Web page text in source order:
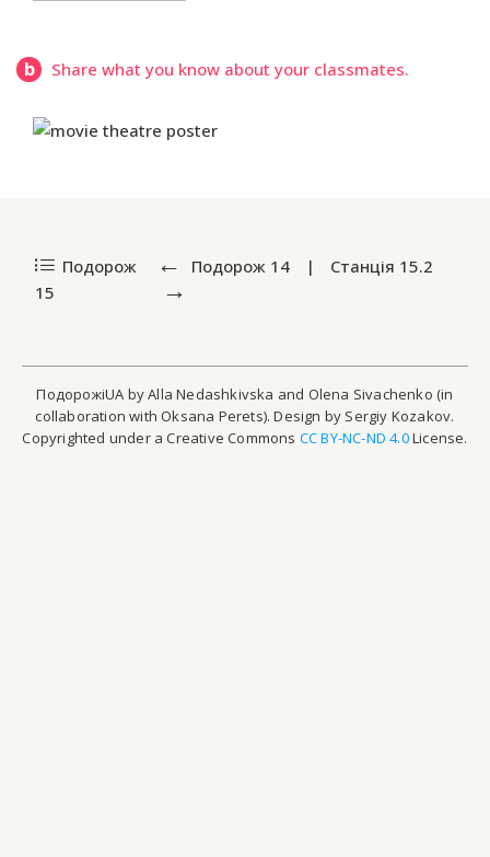
b Share what you know about your classmates.
Подорож
15
Подорож 14 | Станція 15.2
ПодорожіUA by Alla Nedashkivska and Olena Sivachenko (in
collaboration with Oksana Perets). Design by Sergiy Kozakov.
Copyrighted under a Creative Commons CC BY-NC-ND 4.0License.